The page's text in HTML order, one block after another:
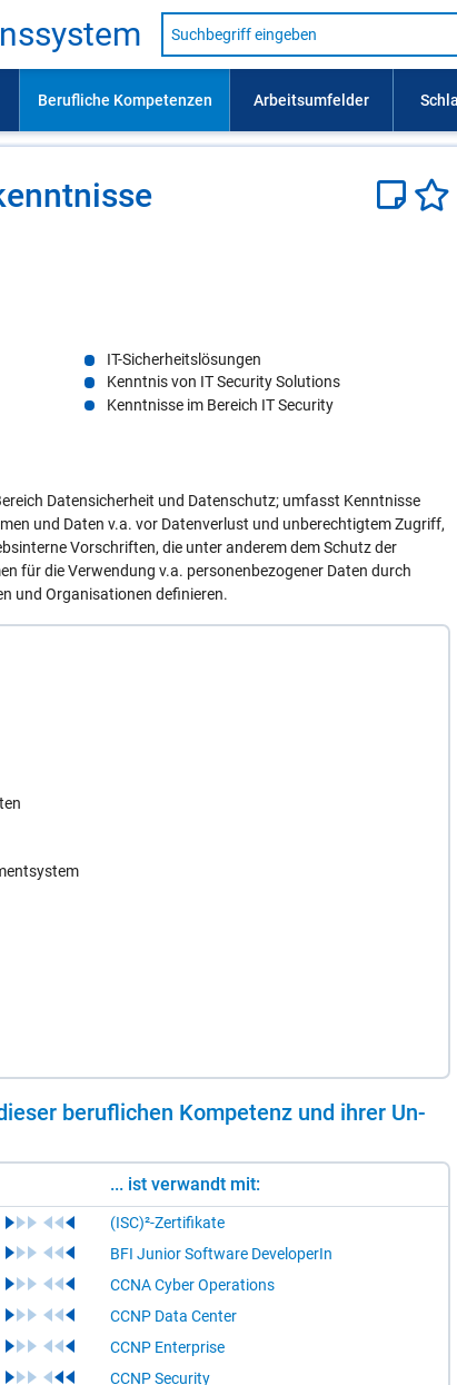
Suche
nach
Lehrausbildung,
usw.
IT-Sicherheitslösungen
Kenntnis von IT Security Solutions
Kenntnisse im Bereich IT Security
Datensicherheit und Datenschutz; umfasst Kenntnisse
und Daten v.a. vor Datenverlust und unberechtigtem Zugriff,
Vorschriften, die unter anderem dem Schutz der
für die Verwendung v.a. personenbezogener Daten durch
und Organisationen definieren.
be­ruf­li­chen Kom­pe­tenz und ih­rer Un­
... ist verwandt mit:
(ISC)²-Zertifikate
BFI Junior Software DeveloperIn
CCNA Cyber Operations
CCNP Data Center
CCNP Enterprise
CCNP Security